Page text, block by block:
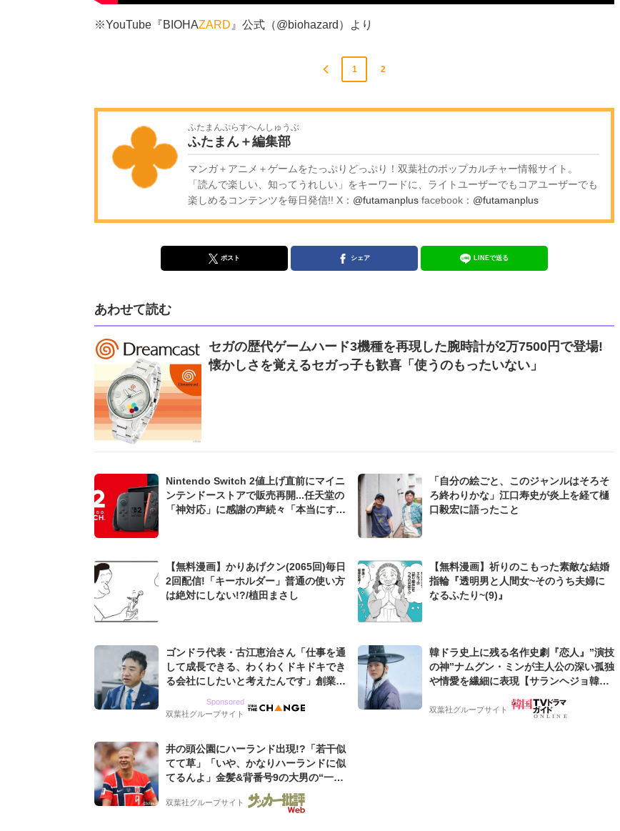
※YouTube『BIOHAZARD 』公式（@biohazard）より
1 2
ふたまんぷらすへんしゅうぶ
ふたまん＋編集部
マンガ＋アニメ＋ゲームをたっぷりどっぷり！双葉社のポップカルチャー情報サイト。
「読んで楽しい、知ってうれしい」をキーワードに、ライトユーザーでもコアユーザーでも
楽しめるコンテンツを毎日発信!! X： @futamanplus facebook： @futamanplus
ポスト シェア LINEで送る
あわせて読む
セガの歴代ゲームハード3機種を再現した腕時計が2万7500円で登場!
懐かしさを覚えるセガっ子も歓喜「使うのもったいない」
Nintendo Switch 2値上げ直前にマイニ
ンテンドーストアで販売再開...任天堂の
「神対応」に感謝の声続々「本当にすご
「自分の絵ごと、このジャンルはそろそ
ろ終わりかな」江口寿史が炎上を経て樋
口毅宏に語ったこと
【無料漫画】かりあげクン(2065回)毎日
2回配信!「キーホルダー」普通の使い方
は絶対にしない!?/植田まさし
【無料漫画】祈りのこもった素敵な結婚
指輪『透明男と人間女~そのうち夫婦に
なるふたり~(9)』
ゴンドラ代表・古江恵治さん「仕事を通
して成長できる、わくわくドキドキでき
る会社にしたいと考えたんです」創業来
グ会社のアイデンティティ
Sponsored
双葉社グループサイト
韓ドラ史上に残る名作史劇『恋人』”演技
の神”ナムグン・ミンが主人公の深い孤独
や情愛を繊細に表現【サランヘジョ韓ド
双葉社グループサイト
井の頭公園にハーランド出現!?「若干似
てて草」「いや、かなりハーランドに似
てるんよ」金髪&背番号9の大男の“一人
バイキング・ロー”映像が話題!「元気を
もらった」
双葉社グループサイト